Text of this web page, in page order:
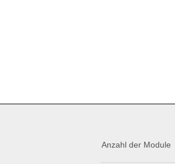
Anzahl der Module